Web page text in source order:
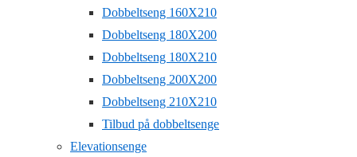
Dobbeltseng 160X210
Dobbeltseng 180X200
Dobbeltseng 180X210
Dobbeltseng 200X200
Dobbeltseng 210X210
Tilbud på dobbeltsenge
Elevationsenge